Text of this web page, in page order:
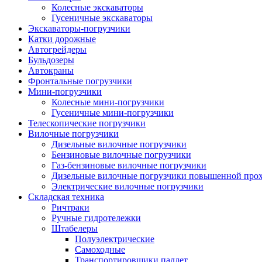
Колесные экскаваторы
Гусеничные экскаваторы
Экскаваторы-погрузчики
Катки дорожные
Автогрейдеры
Бульдозеры
Автокраны
Фронтальные погрузчики
Мини-погрузчики
Колесные мини-погрузчики
Гусеничные мини-погрузчики
Телескопические погрузчики
Вилочные погрузчики
Дизельные вилочные погрузчики
Бензиновые вилочные погрузчики
Газ-бензиновые вилочные погрузчики
Дизельные вилочные погрузчики повышенной
Электрические вилочные погрузчики
Складская техника
Ричтраки
Ручные гидротележки
Штабелеры
Полуэлектрические
Самоходные
Транспортировщики паллет